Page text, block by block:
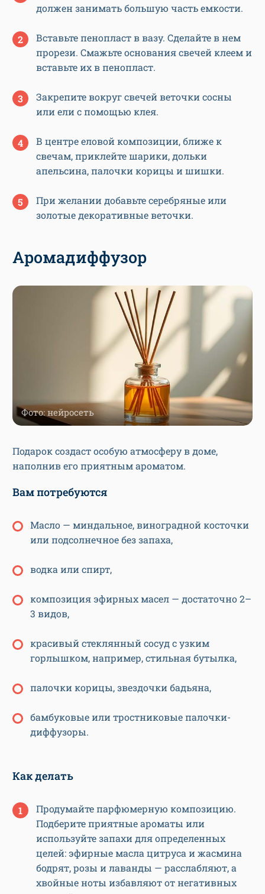
должен занимать большую часть емкости.
Вставьте пенопласт в вазу. Сделайте в нем
прорези. Смажьте основания свечей клеем и
вставьте их в пенопласт.
Закрепите вокруг свечей веточки сосны
или ели с помощью клея.
В центре еловой композиции, ближе к
свечам, приклейте шарики, дольки
апельсина, палочки корицы и шишки.
При желании добавьте серебряные или
золотые декоративные веточки.
Аромадиффузор
Фото: нейросеть
Подарок создаст особую атмосферу в доме,
наполнив его приятным ароматом.
Вам потребуются
Масло — миндальное, виноградной косточки
или подсолнечное без запаха,
водка или спирт,
композиция эфирных масел — достаточно 2–
3 видов,
красивый стеклянный сосуд с узким
горлышком, например, стильная бутылка,
палочки корицы, звездочки бадьяна,
бамбуковые или тростниковые палочки-
диффузоры.
Как делать
Продумайте парфюмерную композицию.
Подберите приятные ароматы или
используйте запахи для определенных
целей: эфирные масла цитруса и жасмина
бодрят, розы и лаванды — расслабляют, а
хвойные ноты избавляют от негативных